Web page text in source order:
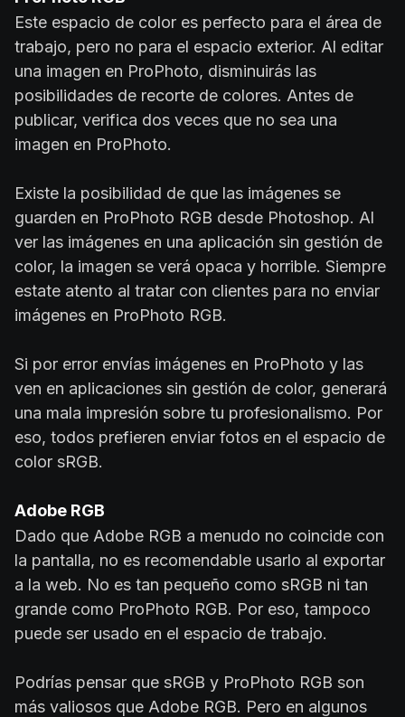
Este espacio de color es perfecto para el área de
trabajo, pero no para el espacio exterior. Al editar
una imagen en ProPhoto, disminuirás las
posibilidades de recorte de colores. Antes de
publicar, verifica dos veces que no sea una
imagen en ProPhoto.
Existe la posibilidad de que las imágenes se
guarden en ProPhoto RGB desde Photoshop. Al
ver las imágenes en una aplicación sin gestión de
color, la imagen se verá opaca y horrible. Siempre
estate atento al tratar con clientes para no enviar
imágenes en ProPhoto RGB.
Si por error envías imágenes en ProPhoto y las
ven en aplicaciones sin gestión de color, generará
una mala impresión sobre tu profesionalismo. Por
eso, todos prefieren enviar fotos en el espacio de
color sRGB.
Adobe RGB
Dado que Adobe RGB a menudo no coincide con
la pantalla, no es recomendable usarlo al exportar
a la web. No es tan pequeño como sRGB ni tan
grande como ProPhoto RGB. Por eso, tampoco
puede ser usado en el espacio de trabajo.
Podrías pensar que sRGB y ProPhoto RGB son
más valiosos que Adobe RGB. Pero en algunos